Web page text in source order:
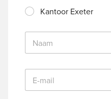
Kantoor Exeter
N
a
E
m